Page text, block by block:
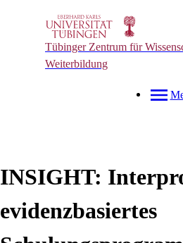
Tübinger Zentrum für
Weiterbildung
INSIGHT:
evidenzbasiertes